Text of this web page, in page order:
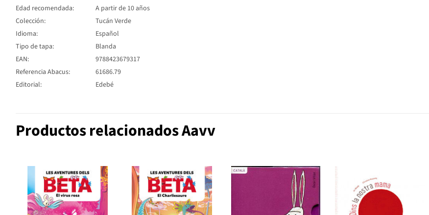
Edad recomendada:
A partir de 10 años
Colección:
Tucán Verde
Idioma:
Español
Tipo de tapa:
Blanda
EAN:
9788423679317
Referencia Abacus:
61686.79
Editorial:
Edebé
Productos relacionados Aavv